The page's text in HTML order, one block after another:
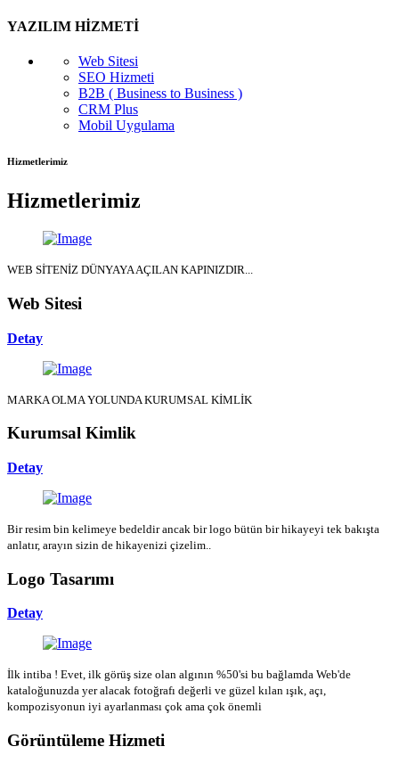
YAZILIM HİZMETİ
Web Sitesi
SEO Hizmeti
B2B ( Business to Business )
CRM Plus
Mobil Uygulama
Hizmetlerimiz
Hizmetlerimiz
WEB SİTENİZ DÜNYAYA AÇILAN KAPINIZDIR...
Web Sitesi
Detay
MARKA OLMA YOLUNDA KURUMSAL KİMLİK
Kurumsal Kimlik
Detay
Bir resim bin kelimeye bedeldir ancak bir logo bütün bir hikayeyi tek bakışta
anlatır, arayın sizin de hikayenizi çizelim..
Logo Tasarımı
Detay
İlk intiba ! Evet, ilk görüş size olan algının %50'si bu bağlamda Web'de
kataloğunuzda yer alacak fotoğrafı değerli ve güzel kılan ışık, açı,
kompozisyonun iyi ayarlanması çok ama çok önemli
Görüntüleme Hizmeti